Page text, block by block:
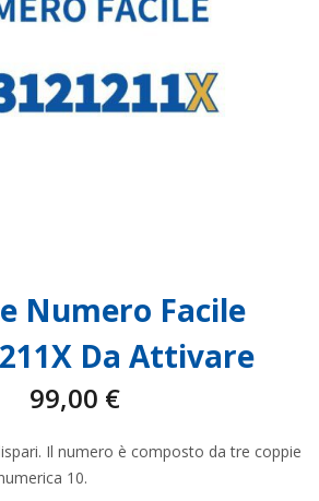
Numero Facile
Da Attivare
99,00 €
Il numero è composto da tre coppie
10.